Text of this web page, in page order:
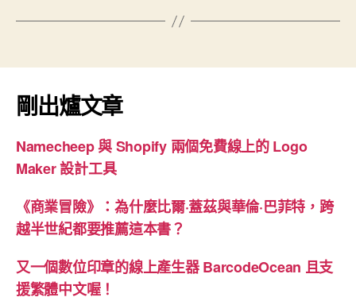
剛出爐文章
Namecheep 與 Shopify 兩個免費線上的 Logo
Maker 設計工具
《商業冒險》：為什麼比爾·蓋茲與華倫·巴菲特，跨
越半世紀都要推薦這本書？
又一個數位印章的線上產生器 BarcodeOcean 且支
援繁體中文喔！